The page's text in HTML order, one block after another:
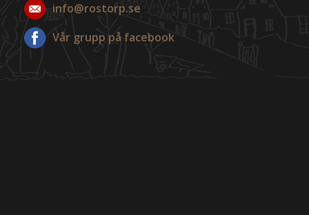
info@rostorp.se
Vår grupp på facebook